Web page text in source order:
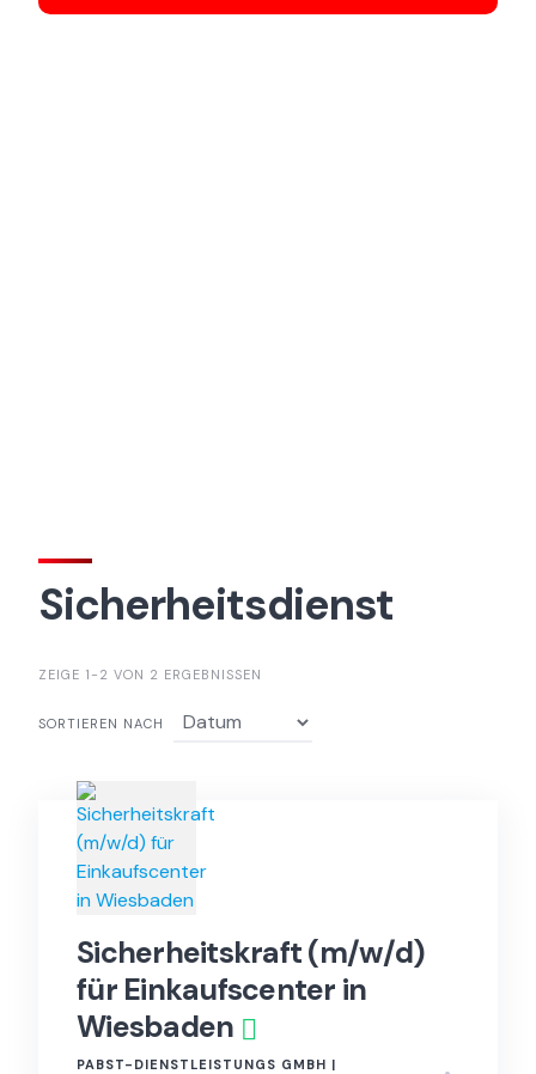
Sicherheitsdienst
ZEIGE 1-2 VON 2 ERGEBNISSEN
SORTIEREN NACH
Sicherheitskraft (m/w/d)
für Einkaufscenter in
Wiesbaden
PABST-DIENSTLEISTUNGS GMBH |